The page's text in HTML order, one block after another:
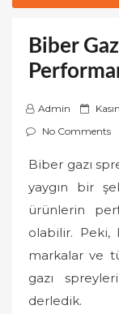
Biber
Admin
P
o
t
e
No Comments
Biber gazı
yaygın bir
ürünlerin
olabilir. Peki,
markalar ve
gazı
derledik.